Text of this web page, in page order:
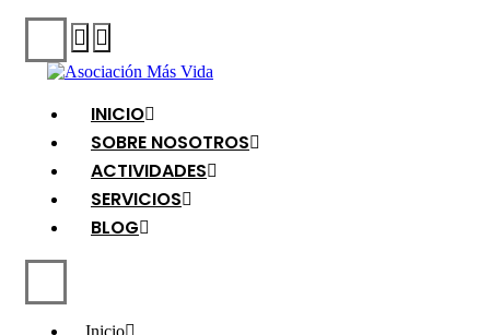
INICIO
SOBRE NOSOTROS
ACTIVIDADES
SERVICIOS
BLOG
Inicio